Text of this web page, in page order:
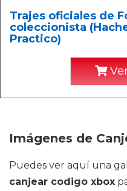
Trajes oficiales de
coleccionista
Practico)
Imágenes de
Puedes ver aquí una
canjear codigo xbox